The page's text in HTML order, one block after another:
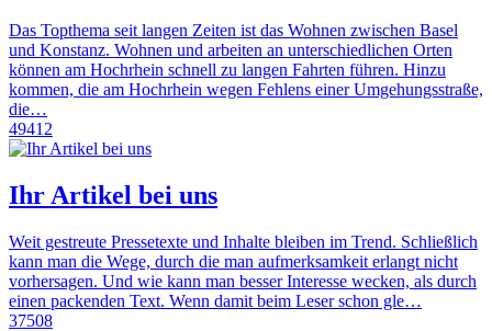
Das Topthema seit langen Zeiten ist das Wohnen zwischen Basel
und Konstanz. Wohnen und arbeiten an unterschiedlichen Orten
können am Hochrhein schnell zu langen Fahrten führen. Hinzu
kommen, die am Hochrhein wegen Fehlens einer Umgehungsstraße,
die…
49412
Ihr Artikel bei uns
Weit gestreute Pressetexte und Inhalte bleiben im Trend. Schließlich
kann man die Wege, durch die man aufmerksamkeit erlangt nicht
vorhersagen. Und wie kann man besser Interesse wecken, als durch
einen packenden Text. Wenn damit beim Leser schon gle…
37508